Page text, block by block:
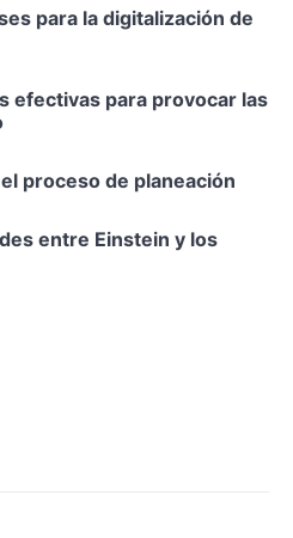
para la digitalización de
efectivas para provocar las
proceso de planeación
entre Einstein y los